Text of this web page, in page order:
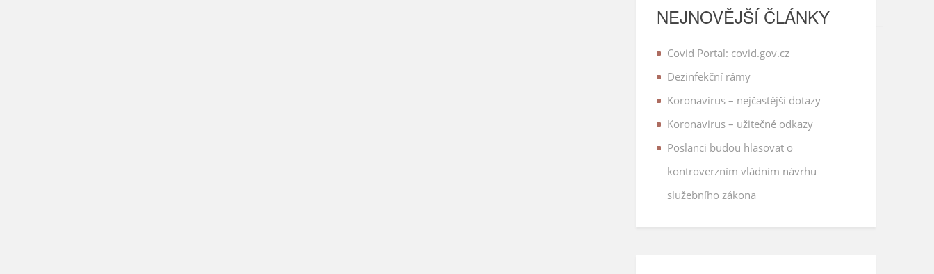
NEJNOVĚJŠÍ ČLÁNKY
Covid Portal: covid.gov.cz
Dezinfekční rámy
Koronavirus – nejčastější dotazy
Koronavirus – užitečné odkazy
Poslanci budou hlasovat o
kontroverzním vládním návrhu
služebního zákona